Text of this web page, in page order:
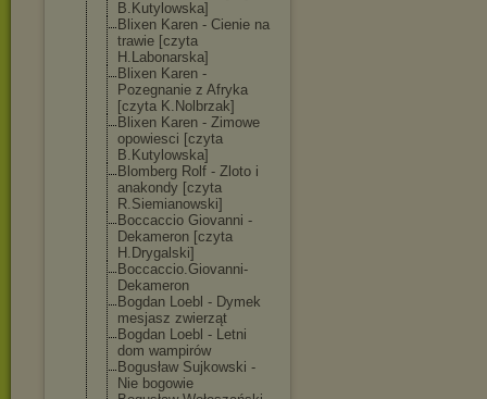
B.Kutylowska]
Blixen Karen - Cienie na
trawie [czyta
H.Labonarska]
Blixen Karen -
Pozegnanie z Afryka
[czyta K.Nolbrzak]
Blixen Karen - Zimowe
opowiesci [czyta
B.Kutylowska]
Blomberg Rolf - Zloto i
anakondy [czyta
R.Siemianowski]
Boccaccio Giovanni -
Dekameron [czyta
H.Drygalski]
Boccaccio.Giovanni-
Dekameron
Bogdan Loebl - Dymek
mesjasz zwierząt
Bogdan Loebl - Letni
dom wampirów
Bogusław Sujkowski -
Nie bogowie